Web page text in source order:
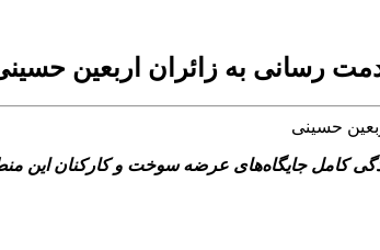
کامل جایگاه‌های عرضه سوخت و کارکنان این